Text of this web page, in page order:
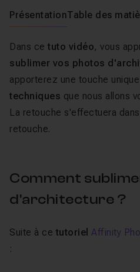
PrésentationTable des
Dans ce tuto vidéo, vous
sublimer vos photos
apporterez une touche
techniques que nous allons
La retouche s'effectuera
retouche.
Comment
d'architecture ?
Suite à ce tutoriel Affinity
: